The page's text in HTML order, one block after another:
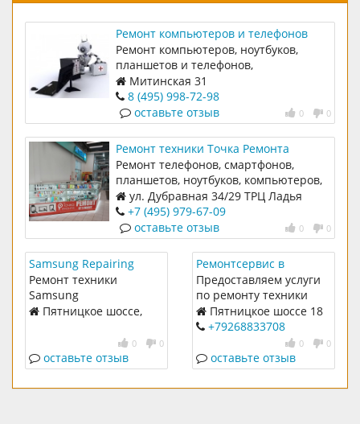
Ремонт компьютеров и телефонов
Ремонт компьютеров, ноутбуков,
планшетов и телефонов,
восстановление информации в
Митино.
Митинская 31
8 (495) 998-72-98
0 0
оставьте отзыв
Ремонт техники Точка Ремонта
Ремонт телефонов, смартфонов,
планшетов, ноутбуков, компьютеров,
моноблоков c 09:00 до 22:00 без
выходных
ул. Дубравная 34/29 ТРЦ Ладья
+7 (495) 979-67-09
0 0
оставьте отзыв
Samsung Repairing
Ремонт техники
Samsung
Пятницкое шоссе,
0 0
оставьте отзыв
Ремонтсервис в
Митино
Предоставляем услуги
по ремонту техники
Пятницкое шоссе 18
+79268833708
0 0
оставьте отзыв